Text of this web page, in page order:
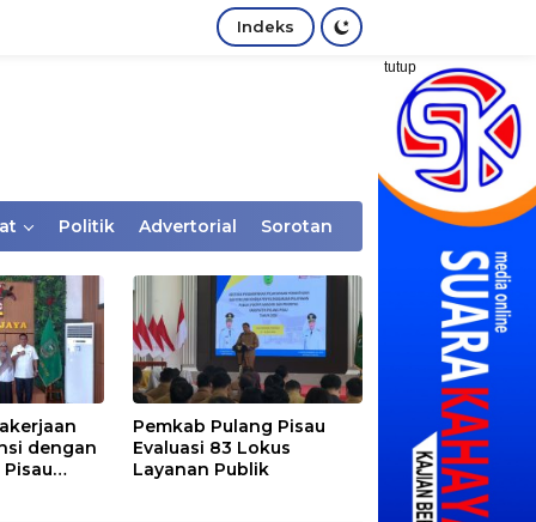
Indeks
tutup
Politik Advertorial Sorotan
dengan
Pemkab Pulang Pisau
Evaluasi 83 Lokus
Layanan Publik